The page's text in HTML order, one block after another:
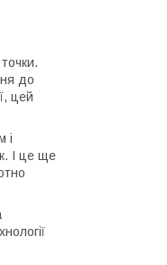
до
цей
і
І це ще